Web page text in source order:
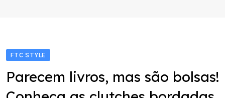
FTC STYLE
Parecem livros, mas são bolsas!